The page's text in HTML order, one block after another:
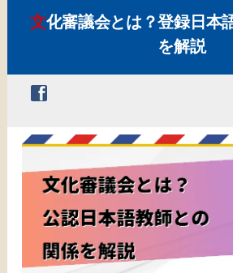
文化審議会とは？登録日本語教員との関係
を解説